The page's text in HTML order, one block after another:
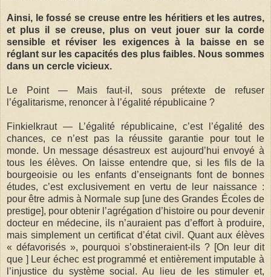
Ainsi, le fossé se creuse entre les héritiers et les autres,
et plus il se creuse, plus on veut jouer sur la corde
sensible et réviser les exigences à la baisse en se
réglant sur les capacités des plus faibles. Nous sommes
dans un cercle vicieux.
Le Point — Mais faut-il, sous prétexte de refuser
l’égalitarisme, renoncer à l’égalité républicaine ?
Finkielkraut — L’égalité républicaine, c’est l’égalité des
chances, ce n’est pas la réussite garantie pour tout le
monde. Un message désastreux est aujourd’hui envoyé à
tous les élèves. On laisse entendre que, si les fils de la
bourgeoisie ou les enfants d’enseignants font de bonnes
études, c’est exclusivement en vertu de leur naissance :
pour être admis à Normale sup [une des Grandes Écoles de
prestige], pour obtenir l’agrégation d’histoire ou pour devenir
docteur en médecine, ils n’auraient pas d’effort à produire,
mais simplement un certificat d’état civil. Quant aux élèves
« défavorisés », pourquoi s’obstineraient-ils ? [On leur dit
que ] Leur échec est programmé et entièrement imputable à
l’injustice du système social. Au lieu de les stimuler et,